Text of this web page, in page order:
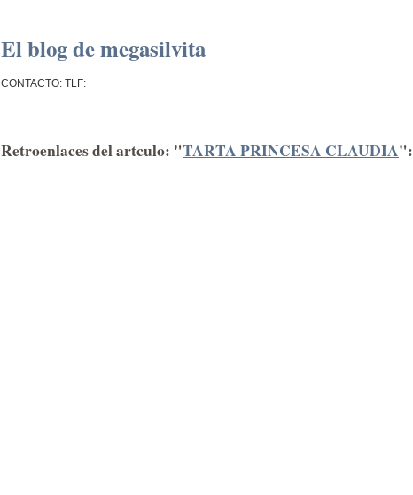
El blog de megasilvita
CONTACTO: TLF:
Retroenlaces del artculo: "TARTA PRINCESA CLAUDIA":